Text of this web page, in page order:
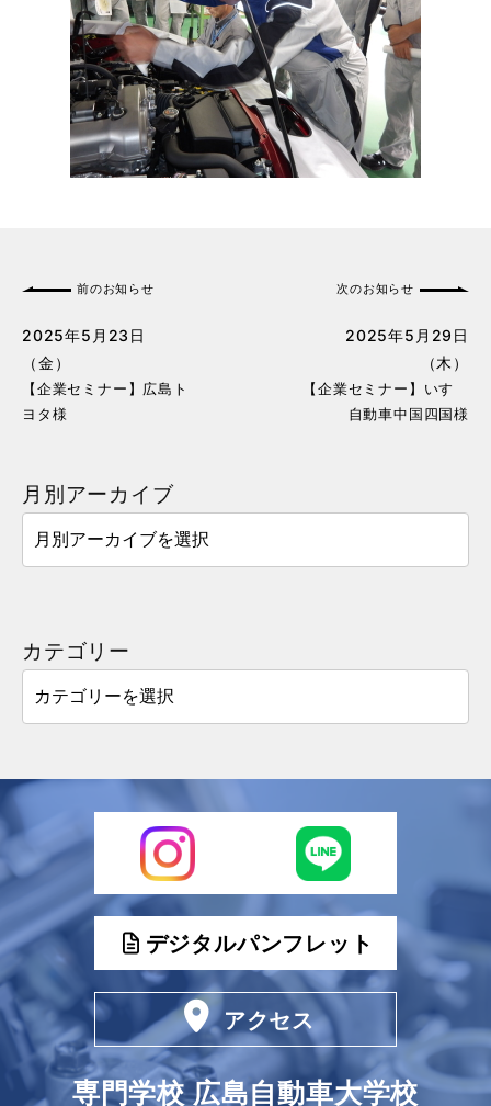
前のお知らせ
2025年5月23日
（金）
【企業セミナー】広島ト
ヨタ様
次のお知らせ
2025年5月29日
（木）
【企業セミナー】いすゞ
自動車中国四国様
月別アーカイブ
カテゴリー
デジタルパンフレット
アクセス
専門学校 広島自動車大学校